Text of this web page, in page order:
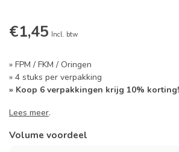
€1,45 Incl. btw
» FPM / FKM / Oringen
» 4 stuks per verpakking
» Koop 6 verpakkingen krijg 10% korting!
Lees meer.
Volume voordeel